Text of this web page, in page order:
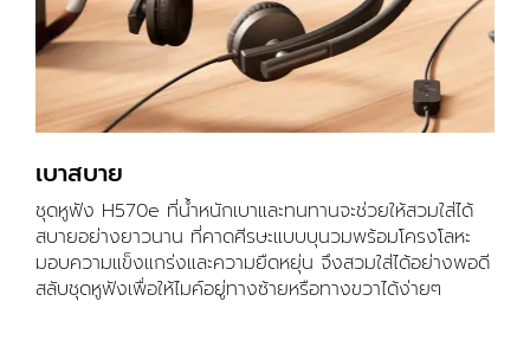
เบาสบาย
ชุดหูฟัง H570e ที่น้ำหนักเบาและทนทานจะช่วยให้สวมใส่ได้
สบายอย่างยาวนาน ที่คาดศีรษะแบบบุนวมพร้อมโครงโลหะ
มอบความแข็งแกร่งและความยืดหยุ่น จึงสวมใส่ได้อย่างพอดี
สลับชุดหูฟังเพื่อให้ไมค์อยู่ทางซ้ายหรือทางขวาได้ง่ายๆ